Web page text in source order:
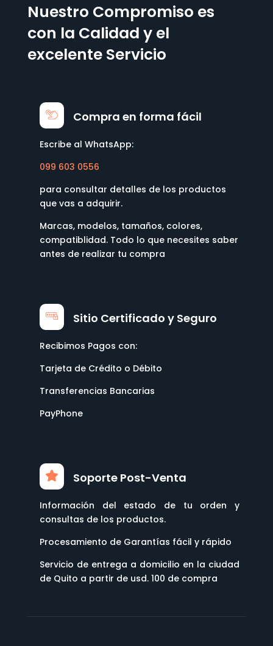
Nuestro Compromiso es
con la Calidad y el
excelente Servicio
Compra en forma fácil
Escribe al WhatsApp:
099 603 0556
para consultar detalles de los productos
que vas a adquirir.
Marcas, modelos, tamaños, colores,
compatiblidad. Todo lo que necesites saber
antes de realizar tu compra
Sitio Certificado y Seguro
Recibimos Pagos con:
Tarjeta de Crédito o Débito
Transferencias Bancarias
PayPhone
Soporte Post-Venta
Información del estado de tu orden y
consultas de los productos.
Procesamiento de Garantías fácil y rápido
Servicio de entrega a domicilio en la ciudad
de Quito a partir de usd. 100 de compra